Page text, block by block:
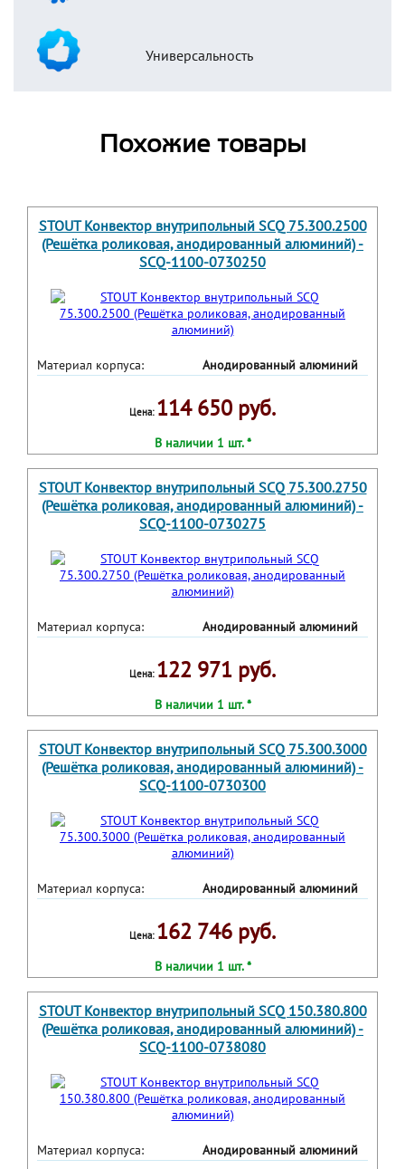
Универсальность
Похожие товары
STOUT Конвектор внутрипольный SCQ 75.300.2500
(Решётка роликовая, анодированный алюминий) -
SCQ-1100-0730250
Материал корпуса: Анодированный алюминий
Цена: 114 650 руб.
В наличии 1 шт. *
STOUT Конвектор внутрипольный SCQ 75.300.2750
(Решётка роликовая, анодированный алюминий) -
SCQ-1100-0730275
Материал корпуса: Анодированный алюминий
Цена: 122 971 руб.
В наличии 1 шт. *
STOUT Конвектор внутрипольный SCQ 75.300.3000
(Решётка роликовая, анодированный алюминий) -
SCQ-1100-0730300
Материал корпуса: Анодированный алюминий
Цена: 162 746 руб.
В наличии 1 шт. *
STOUT Конвектор внутрипольный SCQ 150.380.800
(Решётка роликовая, анодированный алюминий) -
SCQ-1100-0738080
Материал корпуса: Анодированный алюминий